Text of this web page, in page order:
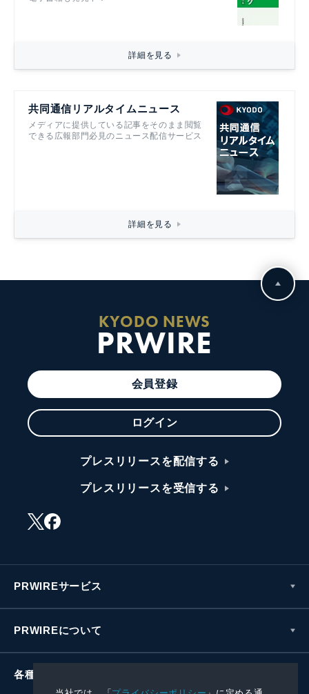
詳細を見る
共同通信リアルタイムニュース
メディアに提供している記事をそのまま閲覧
できる広報部門必見のニュース配信サービス
詳細を見る
KYODO NEWS
PRWIRE
会員登録
ログイン
プレスリリースを配信する
プレスリリースを受信する
PRWIREサービス
PRWIREについて
各種お問い合わせ